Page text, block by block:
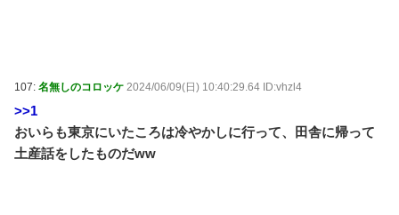
107: 名無しのコロッケ 2024/06/09(日) 10:40:29.64 ID:vhzl4
>>1
おいらも東京にいたころは冷やかしに行って、田舎に帰って
土産話をしたものだww